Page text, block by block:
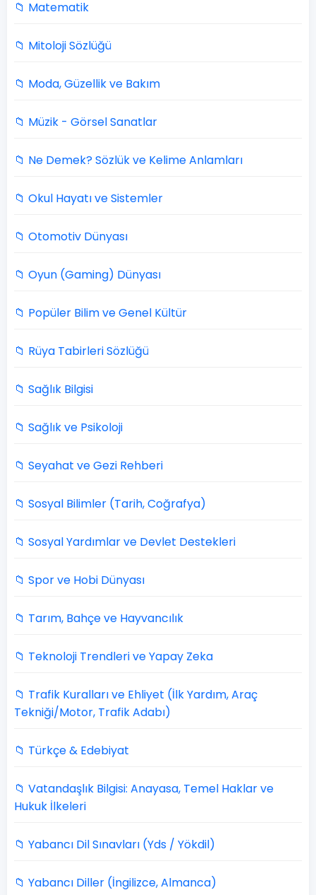
📁 Matematik
📁 Mitoloji Sözlüğü
📁 Moda, Güzellik ve Bakım
📁 Müzik - Görsel Sanatlar
📁 Ne Demek? Sözlük ve Kelime Anlamları
📁 Okul Hayatı ve Sistemler
📁 Otomotiv Dünyası
📁 Oyun (Gaming) Dünyası
📁 Popüler Bilim ve Genel Kültür
📁 Rüya Tabirleri Sözlüğü
📁 Sağlık Bilgisi
📁 Sağlık ve Psikoloji
📁 Seyahat ve Gezi Rehberi
📁 Sosyal Bilimler (Tarih, Coğrafya)
📁 Sosyal Yardımlar ve Devlet Destekleri
📁 Spor ve Hobi Dünyası
📁 Tarım, Bahçe ve Hayvancılık
📁 Teknoloji Trendleri ve Yapay Zeka
📁 Trafik Kuralları ve Ehliyet (İlk Yardım, Araç
Tekniği/Motor, Trafik Adabı)
📁 Türkçe & Edebiyat
📁 Vatandaşlık Bilgisi: Anayasa, Temel Haklar ve
Hukuk İlkeleri
📁 Yabancı Dil Sınavları (Yds / Yökdil)
📁 Yabancı Diller (İngilizce, Almanca)